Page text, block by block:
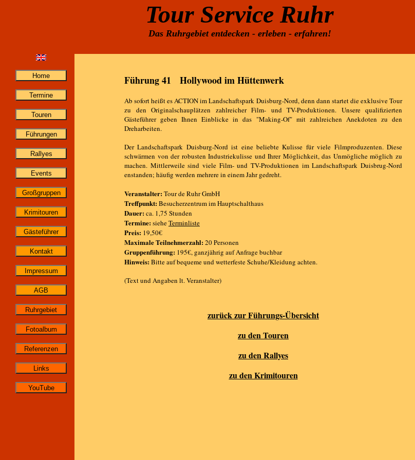
Tour Service Ruhr
Das Ruhrgebiet entdecken - erleben - erfahren!
Führung 41 Hollywood im Hüttenwerk
Ab sofort heißt es ACTION im Landschaftspark Duisburg-Nord, denn dann startet die exklusive Tour
zu den Originalschauplätzen zahlreicher Film- und TV-Produktionen. Unsere qualifizierten
Gästeführer geben Ihnen Einblicke in das "Making-Of" mit zahlreichen Anekdoten zu den
Dreharbeiten.
Der Landschaftspark Duisburg-Nord ist eine beliebte Kulisse für viele Filmproduzenten. Diese
schwärmen von der robusten Industriekulisse und Ihrer Möglichkeit, das Unmögliche möglich zu
machen. Mittlerweile sind viele Film- und TV-Produktionen im Landschaftspark Duisbrug-Nord
enstanden; häufig werden mehrere in einem Jahr gedreht.
Veranstalter:Tour de Ruhr GmbH
Treffpunkt:Besucherzentrum im Hauptschalthaus
Dauer:ca. 1,75 Stunden
Termine:sieheTerminliste
Preis: 19,50€
Maximale Teilnehmerzahl:20 Personen
Gruppenführung: 195€, ganzjährig auf Anfrage buchbar
Hinweis:Bitte auf bequeme und wetterfeste Schuhe/Kleidung achten.
(Text und Angaben lt. Veranstalter)
zurück zur Führungs-Übersicht
zu den Touren
zu den Rallyes
zu den Krimitouren